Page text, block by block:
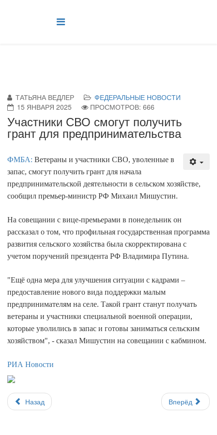
ТАТЬЯНА ВЕДЛЕР
ФЕДЕРАЛЬНЫЕ НОВОСТИ
15 ЯНВАРЯ 2025
ПРОСМОТРОВ: 666
Участники СВО смогут получить
грант для предпринимательства
ФМБА: Ветераны и участники СВО, уволенные в
запас, смогут получить грант для начала
предпринимательской деятельности в сельском хозяйстве,
сообщил премьер-министр РФ Михаил Мишустин.
На совещании с вице-премьерами в понедельник он
рассказал о том, что профильная государственная программа
развития сельского хозяйства была скорректирована с
учетом поручений президента РФ Владимира Путина.
"Ещё одна мера для улучшения ситуации с кадрами –
предоставление нового вида поддержки малым
предпринимателям на селе. Такой грант станут получать
ветераны и участники специальной военной операции,
которые уволились в запас и готовы заниматься сельским
хозяйством", - сказал Мишустин на совещании с кабмином.
РИА Новости
Назад Вперёд